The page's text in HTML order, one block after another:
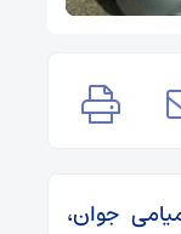
جوان،